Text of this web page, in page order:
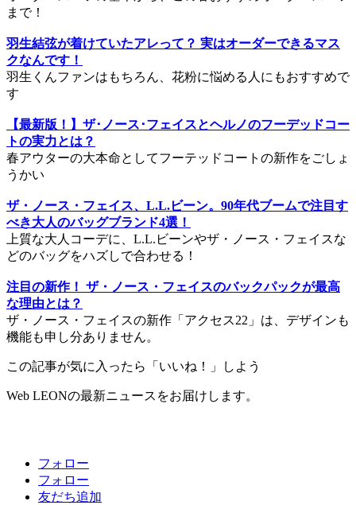
まで！
羽生結弦が着けていたアレって？ 実はオーダーできるマス
クなんです！
羽生くんファンはもちろん、花粉に悩める人にもおすすめで
す
【最新版！】ザ･ノース･フェイスとヘルノのフーデッドコー
トの実力とは？
春アウターの大本命としてフーテッドコートの新作をごしょ
うかい
ザ・ノース・フェイス、L.L.ビーン。90年代ブームで注目す
べき大人のバッグブランド4選！
上質な大人コーデに、L.L.ビーンやザ・ノース・フェイスな
どのバッグをハズしで合わせる！
注目の新作！ ザ・ノース・フェイスのバックパックが最高
な理由とは？
ザ・ノース・フェイスの新作「アクセス22」は、デザインも
機能も申し分ありません。
この記事が気に入ったら「いいね！」しよう
Web LEONの最新ニュースをお届けします。
フォロー
フォロー
友だち追加